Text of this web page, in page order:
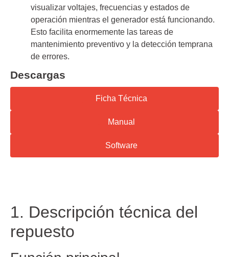
visualizar voltajes, frecuencias y estados de
operación mientras el generador está funcionando.
Esto facilita enormemente las tareas de
mantenimiento preventivo y la detección temprana
de errores.
Descargas
Ficha Técnica
Manual
Software
1. Descripción técnica del
repuesto